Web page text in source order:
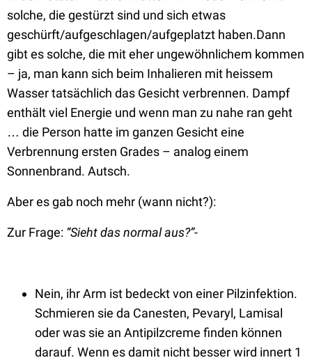
solche, die gestürzt sind und sich etwas
geschürft/aufgeschlagen/aufgeplatzt haben.Dann
gibt es solche, die mit eher ungewöhnlichem kommen
– ja, man kann sich beim Inhalieren mit heissem
Wasser tatsächlich das Gesicht verbrennen. Dampf
enthält viel Energie und wenn man zu nahe ran geht
… die Person hatte im ganzen Gesicht eine
Verbrennung ersten Grades – analog einem
Sonnenbrand. Autsch.
Aber es gab noch mehr (wann nicht?):
Zur Frage: “Sieht das normal aus?”-
Nein, ihr Arm ist bedeckt von einer Pilzinfektion.
Schmieren sie da Canesten, Pevaryl, Lamisal
oder was sie an Antipilzcreme finden können
darauf. Wenn es damit nicht besser wird innert 1